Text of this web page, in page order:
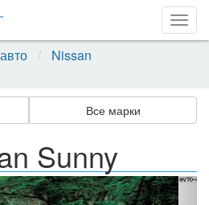
Nissan
Все марки
Sunny